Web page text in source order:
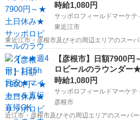
時給1,080円
東近江市
東近江市・彦根市及びその周辺エリアのスーパ
★直行直帰で自家用車を利用してのお仕事で
なし！★ 【事業所住所】 近畿圏支社 〒541-
今橋3-3-13 ...
滋賀 東近江市 営業
【彦根市】日額7900
ロビールのラウンダ
時給1,080円
彦根市
近江市・彦根市及びその周辺エリアのスーパ